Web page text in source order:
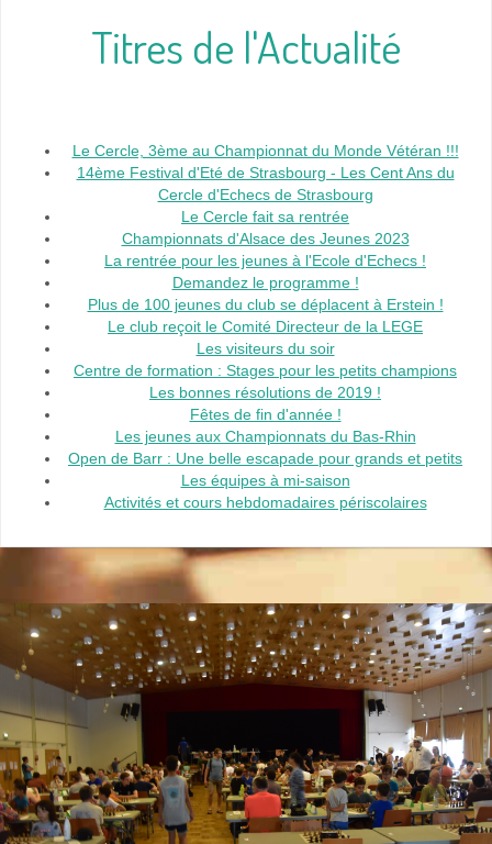
Titres de l'Actualité
Le Cercle, 3ème au Championnat du Monde Vétéran !!!
14ème Festival d'Eté de Strasbourg - Les Cent Ans du
Cercle d'Echecs de Strasbourg
Le Cercle fait sa rentrée
Championnats d'Alsace des Jeunes 2023
La rentrée pour les jeunes à l'Ecole d'Echecs !
Demandez le programme !
Plus de 100 jeunes du club se déplacent à Erstein !
Le club reçoit le Comité Directeur de la LEGE
Les visiteurs du soir
Centre de formation : Stages pour les petits champions
Les bonnes résolutions de 2019 !
Fêtes de fin d'année !
Les jeunes aux Championnats du Bas-Rhin
Open de Barr : Une belle escapade pour grands et petits
Les équipes à mi-saison
Activités et cours hebdomadaires périscolaires